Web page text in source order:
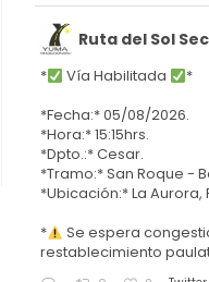
Ruta del Sol
* Vía Habilitada
*
*Fecha:* 05/08/2026.
*Hora:* 15:15hrs.
*Dpto.:* Cesar.
*Tramo:* San Roque -
*Ubicación:* La Aurora,
*
Se espera
restablecimiento